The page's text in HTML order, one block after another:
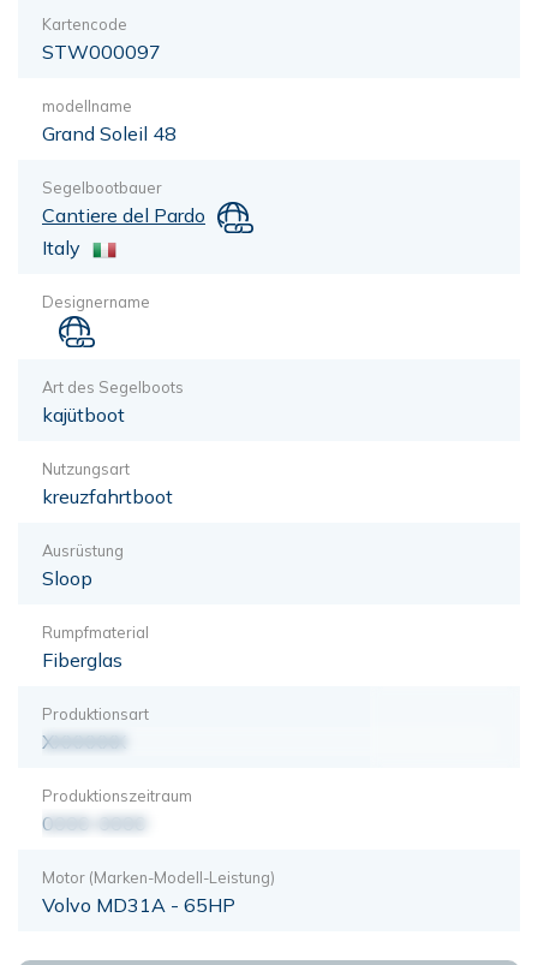
Kartencode
STW000097
modellname
Grand Soleil 48
Segelbootbauer
Cantiere del Pardo
Italy
Designername
Art des Segelboots
kajütboot
Nutzungsart
kreuzfahrtboot
Ausrüstung
Sloop
Rumpfmaterial
Fiberglas
Produktionsart
XXXXXXX
Produktionszeitraum
0000-0000
Motor (Marken-Modell-Leistung)
Volvo MD31A - 65HP